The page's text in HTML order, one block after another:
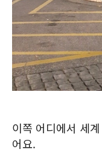
이쪽 어디에서 세
어요.